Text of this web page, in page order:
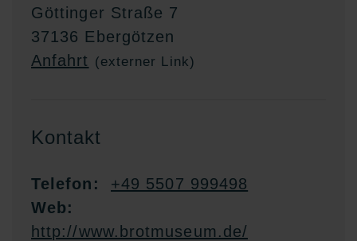
Göttinger Straße 7
37136 Ebergötzen
Anfahrt (externer Link)
Kontakt
Telefon:
+49 5507 999498
Web:
http://www.brotmuseum.de/